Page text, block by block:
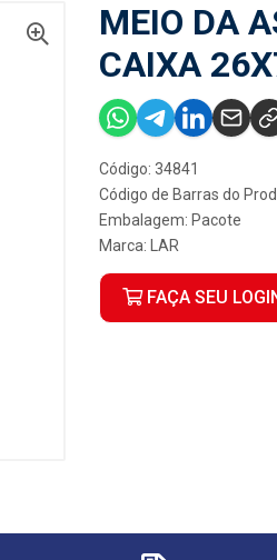
MEIO DA
CAIXA
Código: 34841
Código de Barras do
Embalagem: Pacote
Marca:
LAR
FAÇA SEU